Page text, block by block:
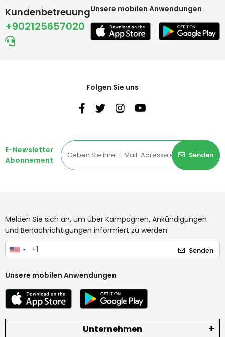
Kundenbetreuung
+902125657020
Unsere mobilen Anwendungen
Folgen Sie uns
E-Newsletter
Abonnement
Senden
Melden Sie sich an, um über Kampagnen, Ankündigungen
und Benachrichtigungen informiert zu werden.
Senden
Unsere mobilen Anwendungen
Unternehmen